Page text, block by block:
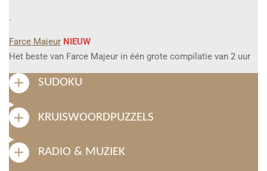
.
Farce Majeur NIEUW
Het beste van Farce Majeur in één grote compilatie van 2 uur
SUDOKU
KRUISWOORDPUZZELS
RADIO & MUZIEK